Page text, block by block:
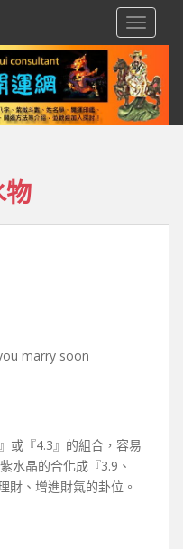
物
marry soon
或『4.3』的組合，容易
水晶的合化成『3.9、
財、增進財氣的卦位。